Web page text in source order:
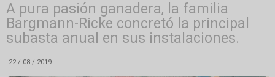
A pura pasión ganadera, la familia
Bargmann-Ricke concretó la principal
subasta anual en sus instalaciones.
22 / 08 / 2019